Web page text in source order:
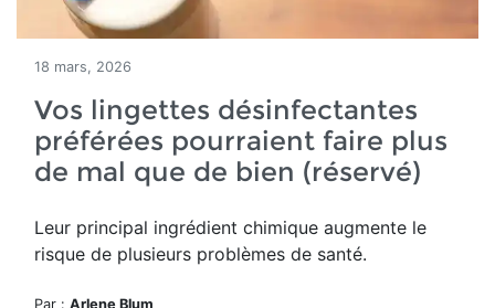
18 mars, 2026
Vos lingettes désinfectantes
préférées pourraient faire plus
de mal que de bien (réservé)
Leur principal ingrédient chimique augmente le
risque de plusieurs problèmes de santé.
Par : Arlene Blum